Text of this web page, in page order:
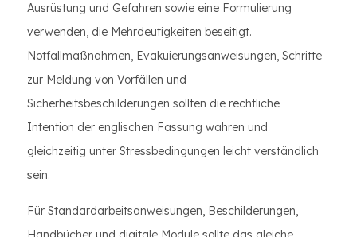
Ausrüstung und Gefahren sowie eine Formulierung
verwenden, die Mehrdeutigkeiten beseitigt.
Notfallmaßnahmen, Evakuierungsanweisungen, Schritte
zur Meldung von Vorfällen und
Sicherheitsbeschilderungen sollten die rechtliche
Intention der englischen Fassung wahren und
gleichzeitig unter Stressbedingungen leicht verständlich
sein.
Für Standardarbeitsanweisungen, Beschilderungen,